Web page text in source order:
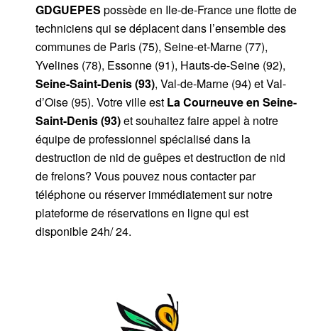
GDGUEPES possède en Ile-de-France une flotte de
techniciens qui se déplacent dans l’ensemble des
communes de Paris (75), Seine-et-Marne (77),
Yvelines (78), Essonne (91), Hauts-de-Seine (92),
Seine-Saint-Denis (93), Val-de-Marne (94) et Val-
d’Oise (95). Votre ville est La Courneuveen Seine-
Saint-Denis (93)et souhaitez faire appel à notre
équipe de professionnel spécialisé dans la
destruction de nid de guêpes et destruction de nid
de frelons? Vous pouvez nous contacter par
téléphone ou réserver immédiatement sur notre
plateforme de réservations en ligne qui est
disponible 24h/ 24.